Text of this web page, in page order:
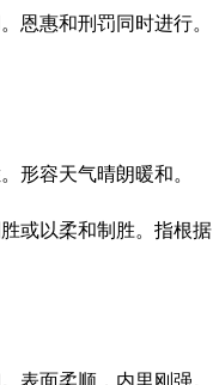
惠和刑罚同时进行。
容天气晴朗暖和。
或以柔和制胜。指根据
面柔顺，内里刚强。